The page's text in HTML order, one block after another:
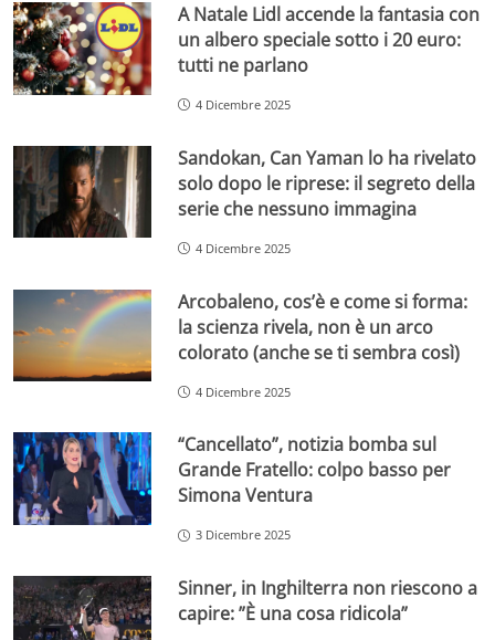
A Natale Lidl accende la fantasia con
un albero speciale sotto i 20 euro:
tutti ne parlano
4 Dicembre 2025
Sandokan, Can Yaman lo ha rivelato
solo dopo le riprese: il segreto della
serie che nessuno immagina
4 Dicembre 2025
Arcobaleno, cos’è e come si forma:
la scienza rivela, non è un arco
colorato (anche se ti sembra così)
4 Dicembre 2025
“Cancellato”, notizia bomba sul
Grande Fratello: colpo basso per
Simona Ventura
3 Dicembre 2025
Sinner, in Inghilterra non riescono a
capire: ”È una cosa ridicola”